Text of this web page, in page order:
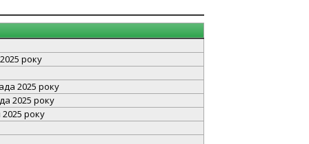
року
2025 року
2025 року
2025 року